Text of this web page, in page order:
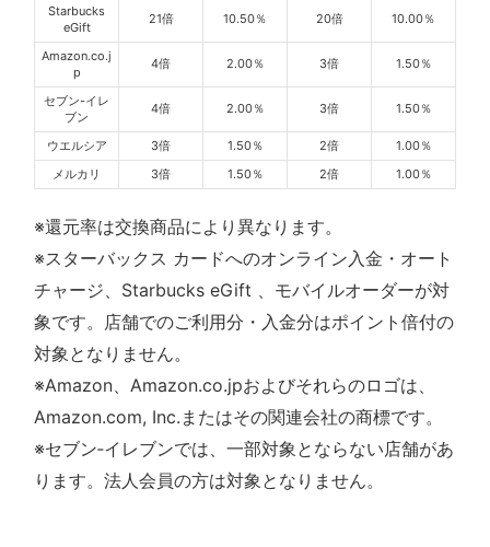
Starbucks
eGift
21倍 10.50％ 20倍 10.00％
Amazon.co.j
p
4倍 2.00％ 3倍 1.50％
セブン-イレ
ブン
4倍 2.00％ 3倍 1.50％
ウエルシア 3倍 1.50％ 2倍
1.00％
メルカリ
3倍 1.50％ 2倍 1.00％
※還元率は交換商品により異なります。
※スターバックス カードへのオンライン入金・オート
チャージ、Starbucks eGift 、モバイルオーダーが対
象です。店舗でのご利用分・入金分はポイント倍付の
対象となりません。
※Amazon、Amazon.co.jpおよびそれらのロゴは、
Amazon.com, Inc.またはその関連会社の商標です。
※セブン‐イレブンでは、一部対象とならない店舗があ
ります。法人会員の方は対象となりません。